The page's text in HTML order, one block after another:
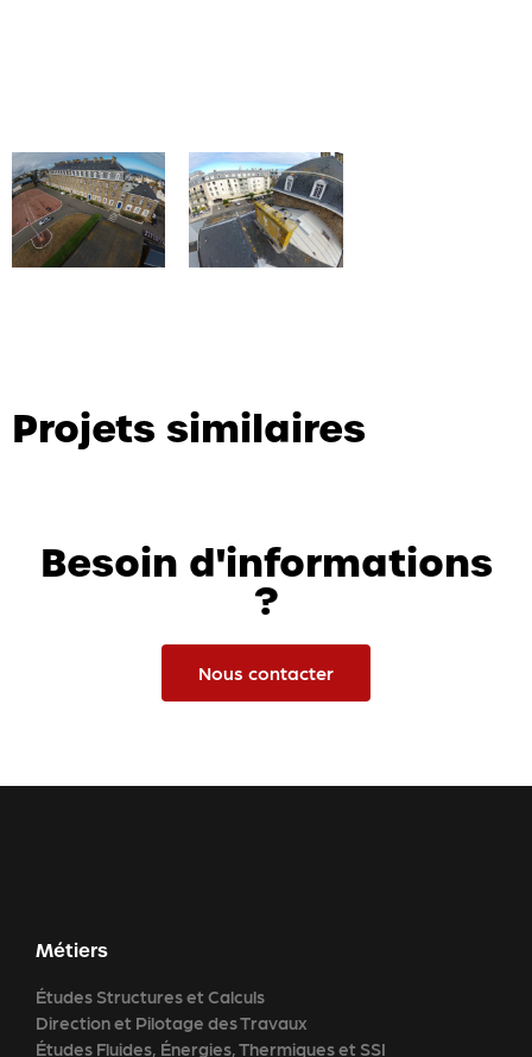
Projets similaires
Besoin d'informations
?
Nous contacter
Métiers
Études Structures et Calculs
Direction et Pilotage des Travaux
Études Fluides, Énergies, Thermiques et SSI